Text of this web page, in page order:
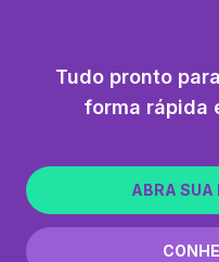
Tudo pronto
forma rápida
ABRA SUA